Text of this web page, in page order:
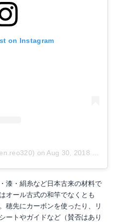
on Instagram
onAug 30, 2018 at 8:07am PDT
漆・絹糸など日本古来の材料で
オール古式の和竿でなくとも
穂先にカーボンを使ったり、リ
ートやガイドなど（賛否はあり